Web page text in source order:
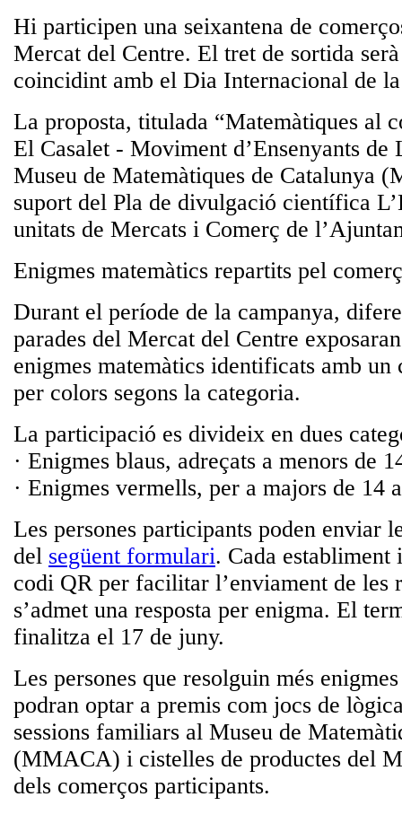
Hi participen una seixantena de
Mercat del Centre. El tret de sortida
coincidint amb el Dia Internacional de
La proposta, titulada “Matemàtiques al
El Casalet - Moviment d’Ensenyants de
Museu de Matemàtiques de Catalunya
suport del Pla de divulgació científica
unitats de Mercats i Comerç de
Enigmes matemàtics repartits pel
Durant el període de la campanya,
parades del Mercat del Centre
enigmes matemàtics identificats amb
per colors segons la categoria.
La participació es divideix en dues
· Enigmes blaus, adreçats a menors de
· Enigmes vermells, per a majors de 14
Les persones participants poden enviar
del següent formulari. Cada establiment
codi QR per facilitar l’enviament de les
s’admet una resposta per enigma. El
finalitza el 17 de juny.
Les persones que resolguin més
podran optar a premis com jocs de
sessions familiars al Museu de
(MMACA) i cistelles de productes del
dels comerços participants.